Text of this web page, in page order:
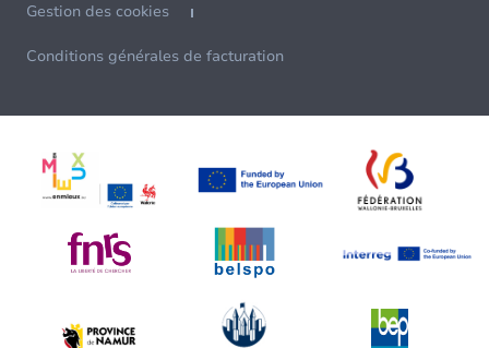
Gestion des cookies
Conditions générales de facturation